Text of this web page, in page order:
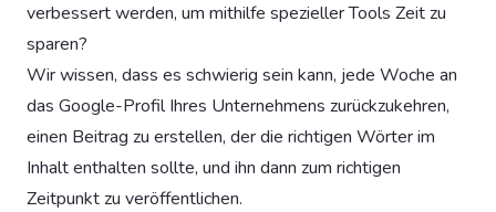
verbessert werden, um mithilfe spezieller Tools Zeit zu
sparen?
Wir wissen, dass es schwierig sein kann, jede Woche an
das Google-Profil Ihres Unternehmens zurückzukehren,
einen Beitrag zu erstellen, der die richtigen Wörter im
Inhalt enthalten sollte, und ihn dann zum richtigen
Zeitpunkt zu veröffentlichen.